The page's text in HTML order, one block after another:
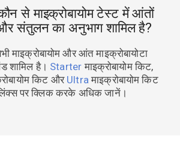
कौन से माइक्रोबायोम टेस्ट में आंतों
और संतुलन का अनुभाग शामिल है?
माइक्रोबायोम और आंत माइक्रोबायोटा
शामिल है। Starter माइक्रोबायोम किट,
किट और Ultraमाइक्रोबायोम किट
पर क्लिक करके अधिक जानें।